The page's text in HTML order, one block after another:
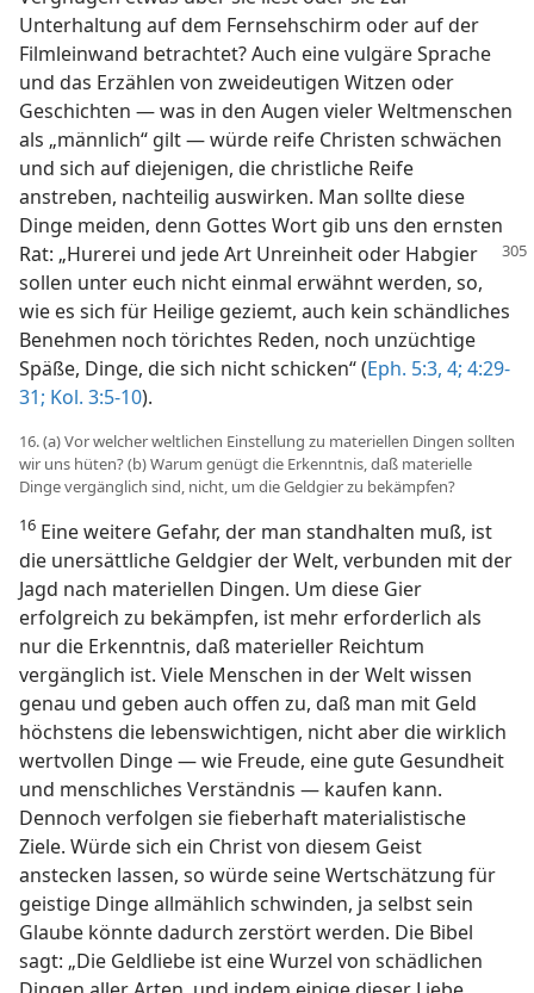
Unterhaltung auf dem Fernsehschirm oder auf der
Filmleinwand betrachtet? Auch eine vulgäre Sprache
und das Erzählen von zweideutigen Witzen oder
Geschichten — was in den Augen vieler Weltmenschen
als „männlich“ gilt — würde reife Christen schwächen
und sich auf diejenigen, die christliche Reife
anstreben, nachteilig auswirken. Man sollte diese
Dinge meiden, denn Gottes Wort gib uns den ernsten
Rat: „Hurerei und jedeArt Unreinheit oder Habgier
sollen unter euch nicht einmal erwähnt werden, so,
wie es sich für Heilige geziemt, auch kein schändliches
Benehmen noch törichtes Reden, noch unzüchtige
Späße, Dinge, die sich nicht schicken“ (Eph. 5:3, 4; 4:29-
31; Kol. 3:5-10).
16. (a) Vor welcher weltlichen Einstellung zu materiellen Dingen sollten
wir uns hüten? (b) Warum genügt die Erkenntnis, daß materielle
Dinge vergänglich sind, nicht, um die Geldgier zu bekämpfen?
16 Eine weitere Gefahr, der man standhalten muß, ist
die unersättliche Geldgier der Welt, verbunden mit der
Jagd nach materiellen Dingen. Um diese Gier
erfolgreich zu bekämpfen, ist mehr erforderlich als
nur die Erkenntnis, daß materieller Reichtum
vergänglich ist. Viele Menschen in der Welt wissen
genau und geben auch offen zu, daß man mit Geld
höchstens die lebenswichtigen, nicht aber die wirklich
wertvollen Dinge — wie Freude, eine gute Gesundheit
und menschliches Verständnis — kaufen kann.
Dennoch verfolgen sie fieberhaft materialistische
Ziele. Würde sich ein Christ von diesem Geist
anstecken lassen, so würde seine Wertschätzung für
geistige Dinge allmählich schwinden, ja selbst sein
Glaube könnte dadurch zerstört werden. Die Bibel
sagt: „Die Geldliebe ist eine Wurzel von schädlichen